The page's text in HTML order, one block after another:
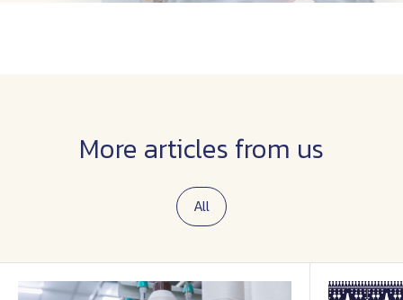
More articles from us
All